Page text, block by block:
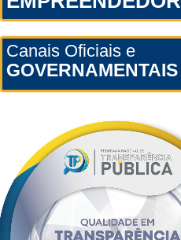
Canais Oficiais e
GOVERNAMENTAIS